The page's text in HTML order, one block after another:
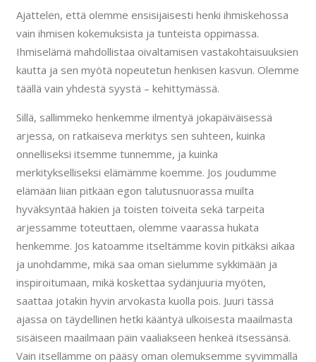
Ajattelen, että olemme ensisijaisesti henki ihmiskehossa
vain ihmisen kokemuksista ja tunteista oppimassa.
Ihmiselämä mahdollistaa oivaltamisen vastakohtaisuuksien
kautta ja sen myötä nopeutetun henkisen kasvun. Olemme
täällä vain yhdestä syystä – kehittymässä.
Sillä, sallimmeko henkemme ilmentyä jokapäiväisessä
arjessa, on ratkaiseva merkitys sen suhteen, kuinka
onnelliseksi itsemme tunnemme, ja kuinka
merkitykselliseksi elämämme koemme. Jos joudumme
elämään liian pitkään egon talutusnuorassa muilta
hyväksyntää hakien ja toisten toiveita sekä tarpeita
arjessamme toteuttaen, olemme vaarassa hukata
henkemme. Jos katoamme itseltämme kovin pitkäksi aikaa
ja unohdamme, mikä saa oman sielumme sykkimään ja
inspiroitumaan, mikä koskettaa sydänjuuria myöten,
saattaa jotakin hyvin arvokasta kuolla pois. Juuri tässä
ajassa on täydellinen hetki kääntyä ulkoisesta maailmasta
sisäiseen maailmaan päin vaaliakseen henkeä itsessänsä.
Vain itsellämme on pääsy oman olemuksemme syvimmällä